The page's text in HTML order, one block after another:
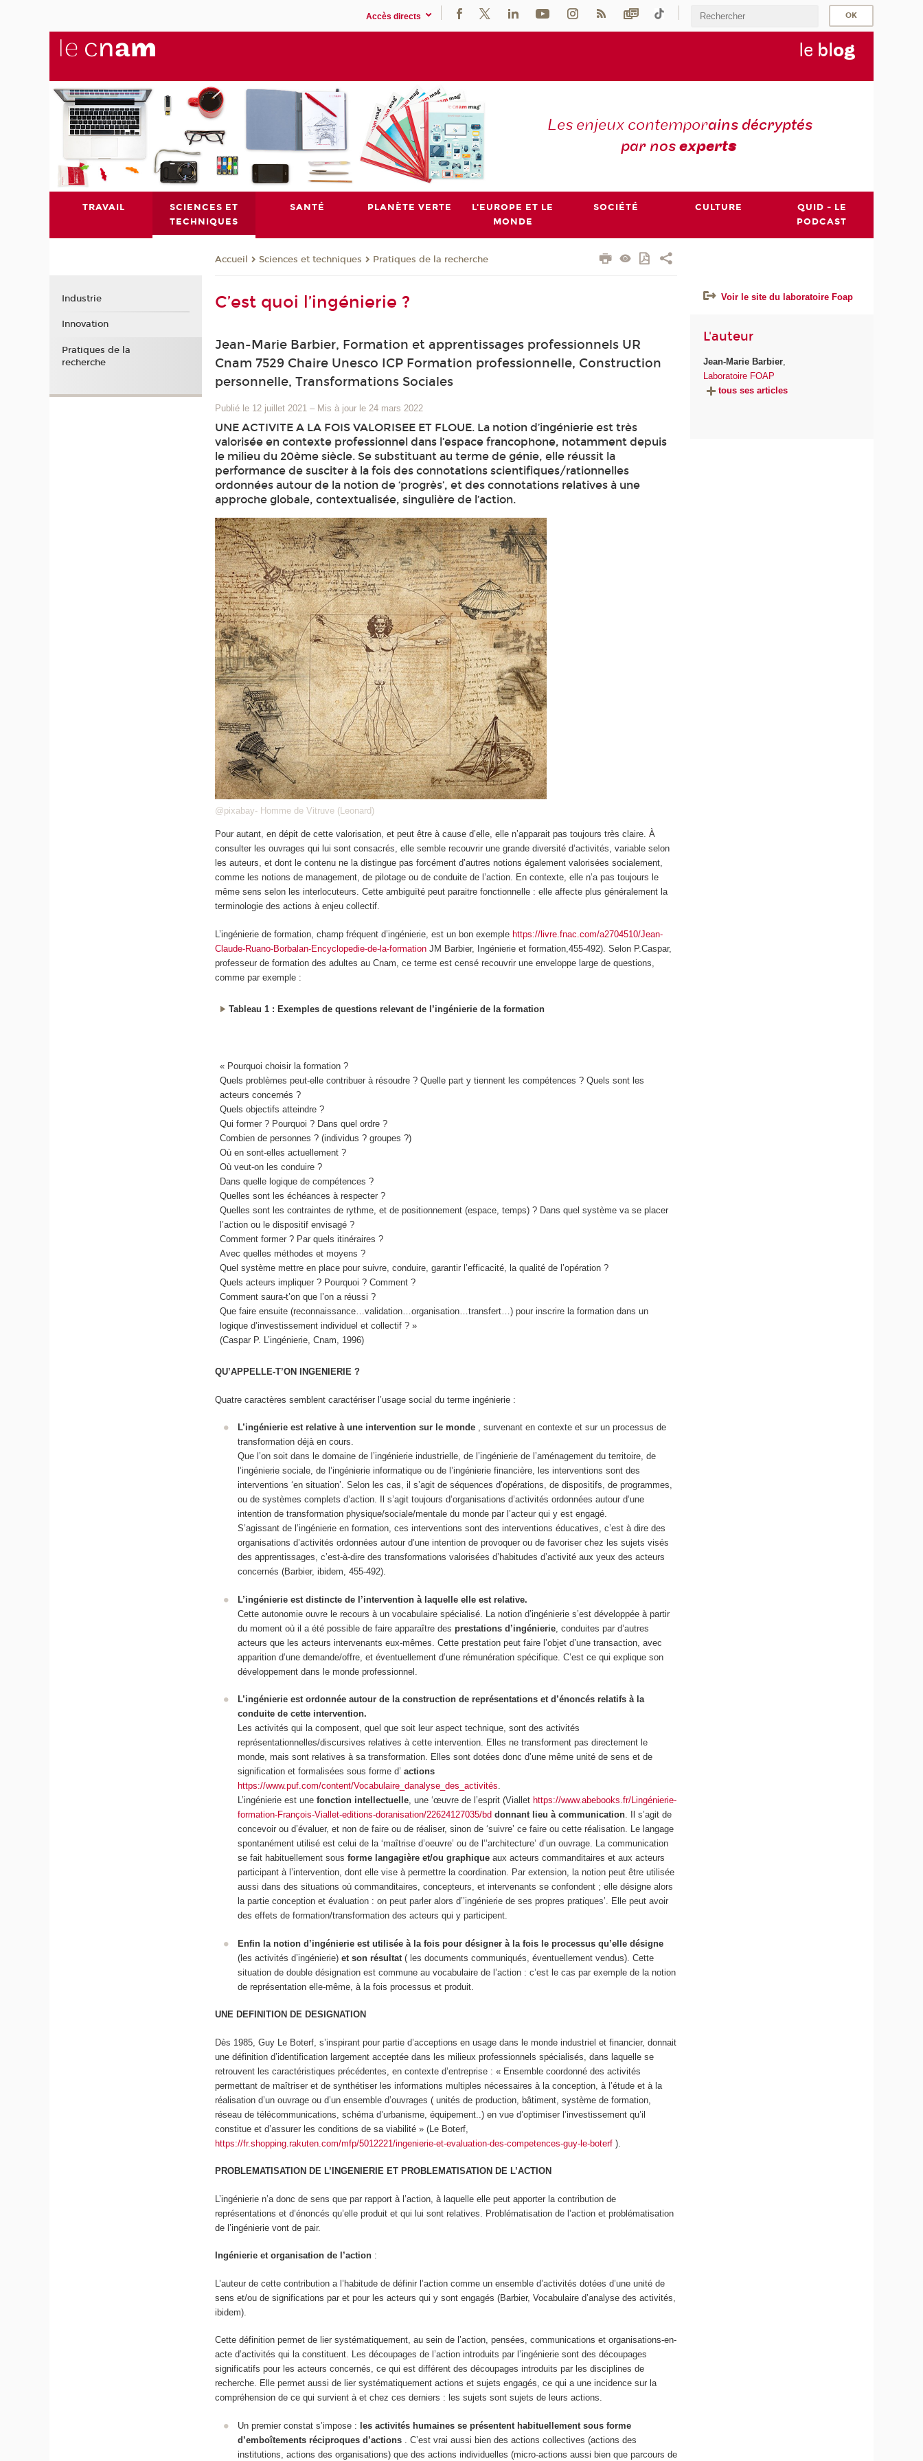
Accès directs
le blog
Les enjeux contemporains décryptés
par nosexperts
TRAVAIL
SCIENCES ET
TECHNIQUES
SANTÉ PLANÈTE VERTE
L'EUROPE ET LE
MONDE
SOCIÉTÉ CULTURE
QUID - LE
PODCAST
Accueil Sciences et techniques Pratiques de la recherche
C’est quoi l’ingénierie ?
Jean-Marie Barbier, Formation et apprentissages professionnels UR
Cnam 7529 Chaire Unesco ICP Formation professionnelle, Construction
personnelle, Transformations Sociales
Publié le 12 juillet 2021 – Mis à jour le 24 mars 2022
UNE ACTIVITE A LA FOIS VALORISEE ET FLOUE. La notion d’ingénierie est très
valorisée en contexte professionnel dans l’espace francophone, notamment depuis
le milieu du 20ème siècle. Se substituant au terme de génie, elle réussit la
performance de susciter à la fois des connotations scientifiques/rationnelles
ordonnées autour de la notion de ‘progrès’, et des connotations relatives à une
approche globale, contextualisée, singulière de l’action.
@pixabay- Homme de Vitruve (Leonard)
Pour autant, en dépit de cette valorisation, et peut être à cause d’elle, elle n’apparait pas toujours très claire. À
consulter les ouvrages qui lui sont consacrés, elle semble recouvrir une grande diversité d’activités, variable selon
les auteurs, et dont le contenu ne la distingue pas forcément d’autres notions également valorisées socialement,
comme les notions de management, de pilotage ou de conduite de l’action. En contexte, elle n’a pas toujours le
même sens selon les interlocuteurs. Cette ambiguïté peut paraitre fonctionnelle : elle affecte plus généralement la
terminologie des actions à enjeu collectif.
L’ingénierie de formation, champ fréquent d’ingénierie, est un bon exemple https://livre.fnac.com/a2704510/Jean-
Claude-Ruano-Borbalan-Encyclopedie-de-la-formation JM Barbier, Ingénierie et formation,455-492). Selon P.Caspar,
professeur de formation des adultes au Cnam, ce terme est censé recouvrir une enveloppe large de questions,
comme par exemple :
Tableau 1 : Exemples de questions relevant de l’ingénierie de la formation
« Pourquoi choisir la formation ?
Quels problèmes peut-elle contribuer à résoudre ? Quelle part y tiennent les compétences ? Quels sont les
acteurs concernés ?
Quels objectifs atteindre ?
Qui former ? Pourquoi ? Dans quel ordre ?
Combien de personnes ? (individus ? groupes ?)
Où en sont-elles actuellement ?
Où veut-on les conduire ?
Dans quelle logique de compétences ?
Quelles sont les échéances à respecter ?
Quelles sont les contraintes de rythme, et de positionnement (espace, temps) ? Dans quel système va se placer
l’action ou le dispositif envisagé ?
Comment former ? Par quels itinéraires ?
Avec quelles méthodes et moyens ?
Quel système mettre en place pour suivre, conduire, garantir l’efficacité, la qualité de l’opération ?
Quels acteurs impliquer ? Pourquoi ? Comment ?
Comment saura-t’on que l’on a réussi ?
Que faire ensuite (reconnaissance…validation…organisation…transfert…) pour inscrire la formation dans un
logique d’investissement individuel et collectif ? »
(Caspar P. L’ingénierie, Cnam, 1996)
QU’APPELLE-T’ON INGENIERIE ?
Quatre caractères semblent caractériser l’usage social du termeingénierie :
L’ingénierie est relative à une intervention sur le monde, survenant en contexte et sur un processus de
transformation déjà en cours.
Que l’on soit dans le domaine de l’ingénierie industrielle, de l’ingénierie de l’aménagement du territoire, de
l’ingénierie sociale, de l’ingénierie informatique ou de l’ingénierie financière, les interventions sont des
interventions ‘en situation’. Selon les cas, il s’agit de séquences d’opérations, de dispositifs, de programmes,
ou de systèmes complets d’action. Il s’agit toujours d’organisations d’activités ordonnées autour d’une
intention de transformation physique/sociale/mentale du monde par l’acteurqui y est engagé.
S’agissant de l’ingénierie en formation, ces interventions sont des interventions éducatives, c’est à dire des
organisations d’activités ordonnées autour d’une intention de provoquer ou de favoriser chez les sujets visés
des apprentissages, c’est-à-dire des transformations valorisées d’habitudes d’activité aux yeux des acteurs
concernés (Barbier, ibidem, 455-492).
L’ingénierie est distincte de l’intervention à laquelle elle est relative.
Cette autonomie ouvre le recours à un vocabulaire spécialisé.
La notion d’ingénierie s’est développée à partir
du moment où il a été possible de faire apparaître des prestations d’ingénierie, conduites par d’autres
acteurs que les acteurs intervenants eux-mêmes. Cette prestation peut faire l’objet d’une transaction, avec
apparition d’une demande/offre, et éventuellement d’une rémunération spécifique. C’est ce qui explique son
développement dans le monde professionnel.
L’ingénierie est ordonnée autour de la construction de représentations et d’énoncés relatifs à la
conduite de cette intervention.
Les activités qui la composent, quel que soit leur aspect technique, sont des activités
représentationnelles/discursives relatives à cette intervention. Elles ne transforment pas directement le
monde, mais sont relatives à sa transformation. Elles sont dotées donc d’une même unité de sens et de
signification et formalisées sous forme d’ actions
https://www.puf.com/content/Vocabulaire_danalyse_des_activités.
L’ingénierie est une fonction intellectuelle, une ‘œuvre de l’esprit (Viallet https://www.abebooks.fr/Lingénierie-
formation-François-Viallet-editions-doranisation/22624127035/bd donnant lieu à communication. Il s’agit de
concevoir ou d’évaluer, et non de faire ou de réaliser, sinon de ‘suivre’ ce faire ou cette réalisation. Le langage
spontanément utilisé est celui de la ‘maîtrise d’oeuvre’ ou de l’’architecture’ d’un ouvrage. La communication
se fait habituellement sous forme langagière et/ou graphique aux acteurs commanditaires et aux acteurs
participant à l’intervention, dont elle vise à permettre la coordination. Par extension, la notion peut être utilisée
aussi dans des situations où commanditaires, concepteurs, et intervenants se confondent ; elle désigne alors
la partie conception et évaluation : on peut parler alors d’’ingénierie de ses propres pratiques’. Elle peut avoir
des effets de formation/transformation des acteurs qui y participent.
Enfin la notion d’ingénierie est utilisée à la fois pour désigner à la fois le processus qu’elle désigne
(les activités d’ingénierie) et son résultat ( les documents communiqués, éventuellement vendus). Cette
situation de double désignation est commune au vocabulaire de l’action : c’est le cas par exemple de la notion
de représentation elle-même, à la fois processus et produit.
UNE DEFINITION DE DESIGNATION
Dès 1985, Guy Le Boterf, s’inspirant pour partie d’acceptions en usage dans le monde industriel et financier, donnait
une définition d’identification largement acceptée dans les milieux professionnels spécialisés, dans laquelle se
retrouvent les caractéristiques précédentes, en contexte d’entreprise : « Ensemble coordonné des activités
permettant de maîtriser et de synthétiser les informations multiples nécessaires à la conception, à l’étude et à la
réalisation d’un ouvrage ou d’un ensemble d’ouvrages ( unités de production, bâtiment, système de formation,
réseau de télécommunications, schéma d’urbanisme, équipement..) en vue d’optimiser l’investissement qu’il
constitue et d’assurer les conditions de sa viabilité » (Le Boterf,
https://fr.shopping.rakuten.com/mfp/5012221/ingenierie-et-evaluation-des-competences-guy-le-boterf ).
PROBLEMATISATION DE L’INGENIERIE ET PROBLEMATISATION DE L’ACTION
L’ingénierie n’a donc de sens que par rapport à l’action, à laquelle elle peut apporter la contribution de
représentations et d’énoncés qu’elle produit et qui lui sont relatives. Problématisation de l’action et problématisation
de l’ingénierie vont de pair.
Ingénierie et organisation de l’action :
L’auteur de cette contribution a l’habitude de définir l’action comme un ensemble d’activités dotées d’une unité de
sens et/ou de significations par et pour les acteurs qui y sont engagés (Barbier, Vocabulaire d’analyse des activités,
ibidem).
Cette définition permet de lier systématiquement, au sein de l’action, pensées, communications et organisations-en-
acte d’activités qui la constituent. Les découpages de l’action introduits par l’ingénierie sont des découpages
significatifs pour les acteurs concernés, ce qui est différent des découpages introduits par les disciplines de
recherche. Elle permet aussi de lier systématiquement actions et sujets engagés, ce qui a une incidence sur la
compréhension de ce qui survient à et chez ces derniers : les sujets sont sujets de leurs actions.
Un premier constat s’impose : les activités humaines se présentent habituellement sous forme
d’emboîtements réciproques d’actions
. C’est vrai aussi bien des actions collectives (actions des
institutions, actions des organisations) que des actions individuelles (micro-actions aussi bien que parcours de
Voir le site du laboratoire Foap
L'auteur
Jean-Marie Barbier,
Laboratoire FOAP
tous ses articles
Industrie
Innovation
Pratiques de la
recherche